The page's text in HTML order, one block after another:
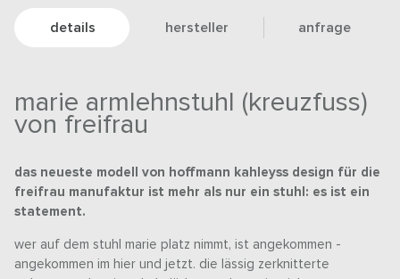
details hersteller anfrage
marie armlehnstuhl (kreuzfuss)
von freifrau
das neueste modell von hoffmann kahleyss design für die
freifrau manufaktur ist mehr als nur ein stuhl: es ist ein
statement.
wer auf dem stuhl marie platz nimmt, ist angekommen -
angekommen im hier und jetzt. die lässig zerknitterte